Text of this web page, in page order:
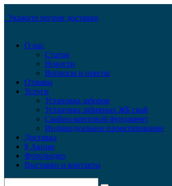
Укажите регион доставки
О нас
Статьи
Новости
Вопросы и ответы
Отзывы
Услуги
Установка заборов
Установка забивных ЖБ свай
Свайно-винтовой фундамент
Индивидуальное проектирование
Доставка
$ Акции
Фото/видео
Выставки и контакты